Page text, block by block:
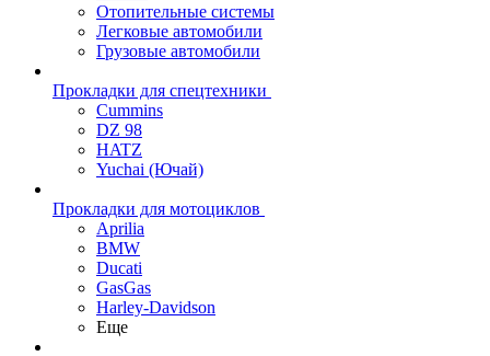
Отопительные системы
Легковые автомобили
Грузовые автомобили
Прокладки для спецтехники
Cummins
DZ 98
HATZ
Yuchai (Ючай)
Прокладки для мотоциклов
Aprilia
BMW
Ducati
GasGas
Harley-Davidson
Еще